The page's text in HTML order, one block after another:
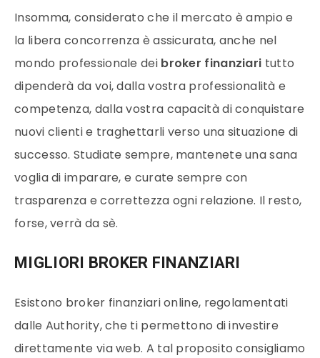
Insomma, considerato che il mercato è ampio e
la libera concorrenza è assicurata, anche nel
mondo professionale dei broker finanziari tutto
dipenderà da voi, dalla vostra professionalità e
competenza, dalla vostra capacità di conquistare
nuovi clienti e traghettarli verso una situazione di
successo. Studiate sempre, mantenete una sana
voglia di imparare, e curate sempre con
trasparenza e correttezza ogni relazione. Il resto,
forse, verrà da sè.
MIGLIORI BROKER FINANZIARI
Esistono broker finanziari online, regolamentati
dalle Authority, che ti permettono di investire
direttamente via web. A tal proposito consigliamo